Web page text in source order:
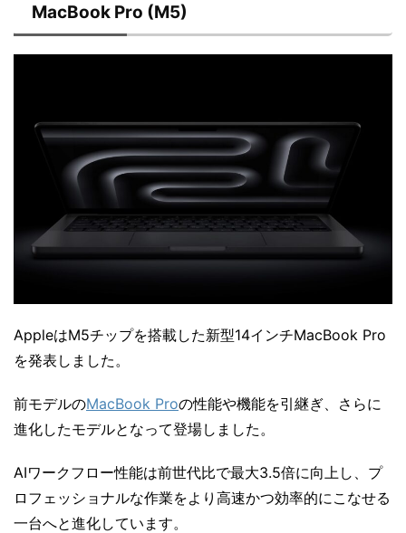
MacBook Pro (M5)
AppleはM5チップを搭載した新型14インチMacBook Pro
を発表しました。
前モデルのMacBook Proの性能や機能を引継ぎ、さらに
進化したモデルとなって登場しました。
AIワークフロー性能は前世代比で最大3.5倍に向上し、プ
ロフェッショナルな作業をより高速かつ効率的にこなせる
一台へと進化しています。